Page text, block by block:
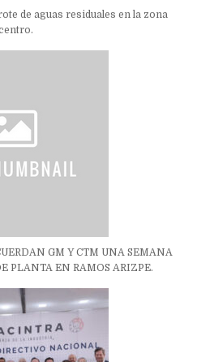
de aguas residuales en la zona
GM Y CTM UNA SEMANA
PLANTA EN RAMOS ARIZPE.